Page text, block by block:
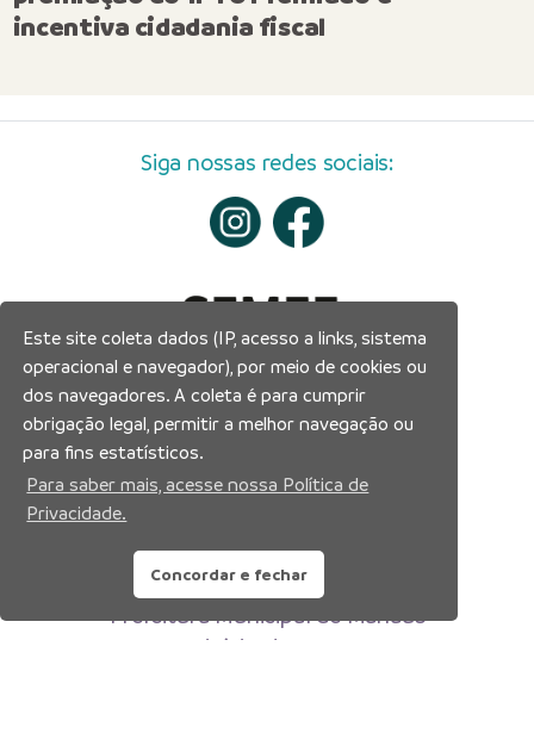
incentiva cidadania fiscal
Siga nossas redes sociais:
Prefeitura Municipal de Manaus
Município de Manaus
Este site coleta dados (IP, acesso a links, sistema
operacional e navegador), por meio de cookies ou
dos navegadores. A coleta é para cumprir
obrigação legal, permitir a melhor navegação ou
para fins estatísticos.
Para saber mais, acesse nossa Política de
Privacidade.
Concordar e fechar